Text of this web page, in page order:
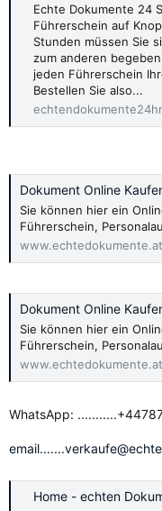
Echte Dokumente 24
Führerschein auf
Stunden müssen Sie
zum anderen
jeden Führerschein
Bestellen Sie also...
Dokument Online
Sie können hier ein
Führerschein,
www.echtedokumente.at
Dokument Online
Sie können hier ein
Führerschein,
www.echtedokumente.at
WhatsApp:
Home - echten